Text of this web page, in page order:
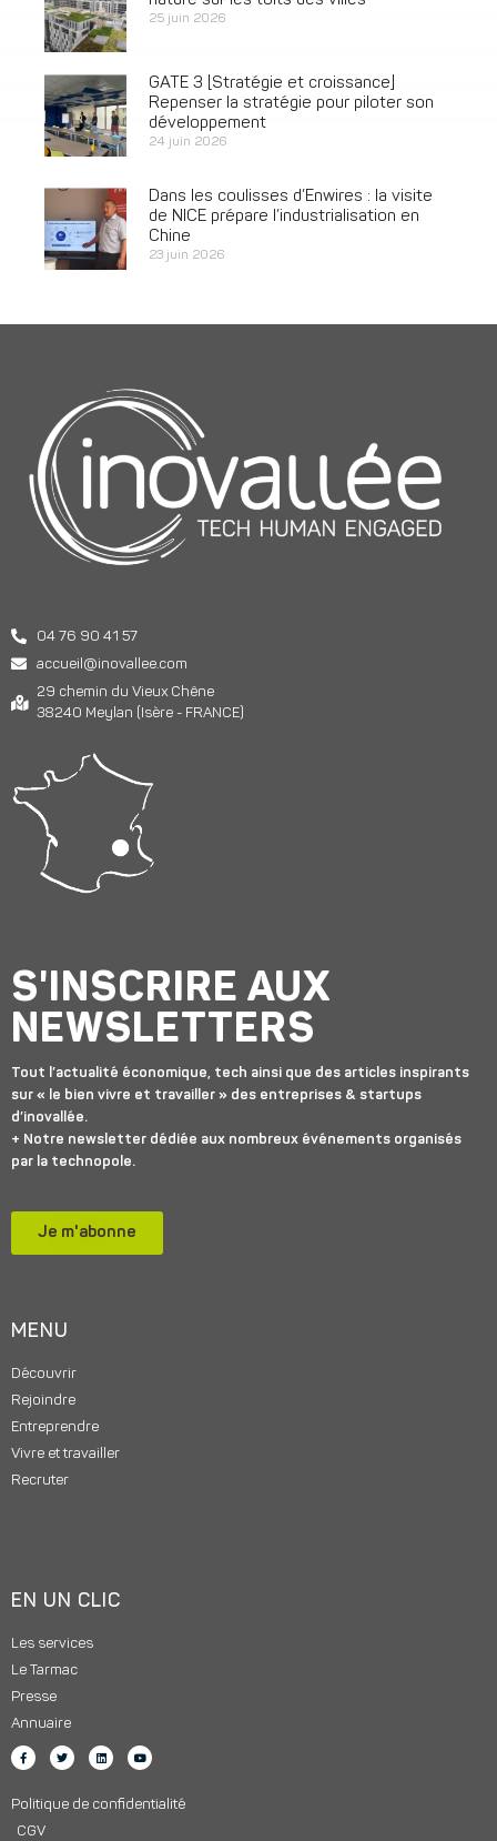
25 juin 2026
GATE 3 [Stratégie et croissance]
Repenser la stratégie pour piloter son
développement
24 juin 2026
Dans les coulisses d’Enwires : la visite
de NICE prépare l’industrialisation en
Chine
23 juin 2026
04 76 90 41 57
accueil@inovallee.com
29 chemin du Vieux Chêne
38240 Meylan (Isère - FRANCE)
S'INSCRIRE AUX
NEWSLETTERS
Tout l’actualité économique, tech ainsi que des articles inspirants
sur « le bien vivre et travailler » des entreprises & startups
d’inovallée.
+ Notre newsletter dédiée aux nombreux événements organisés
par la technopole.
Je m'abonne
MENU
Découvrir
Rejoindre
Entreprendre
Vivre et travailler
Recruter
EN UN CLIC
Les services
Le Tarmac
Presse
Annuaire
Politique de confidentialité
CGV